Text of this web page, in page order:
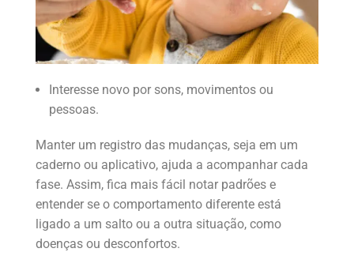
Interesse novo por sons, movimentos ou
pessoas.
Manter um registro das mudanças, seja em um
caderno ou aplicativo, ajuda a acompanhar cada
fase. Assim, fica mais fácil notar padrões e
entender se o comportamento diferente está
ligado a um salto ou a outra situação, como
doenças ou desconfortos.